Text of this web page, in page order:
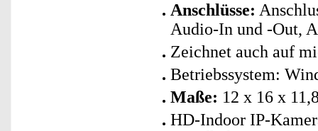
Anschlüsse:
Audio-In und -Out,
Zeichnet auch auf
Betriebssystem:
Maße: 12 x 16 x
HD-Indoor IP-